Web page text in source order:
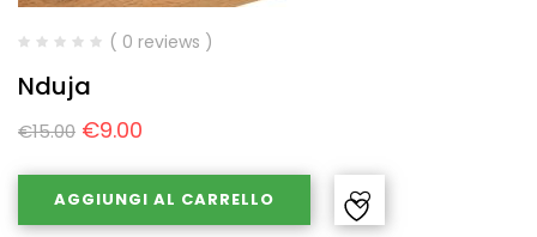
( 0 reviews )
Nduja
€15.00 €9.00
AGGIUNGI AL CARRELLO